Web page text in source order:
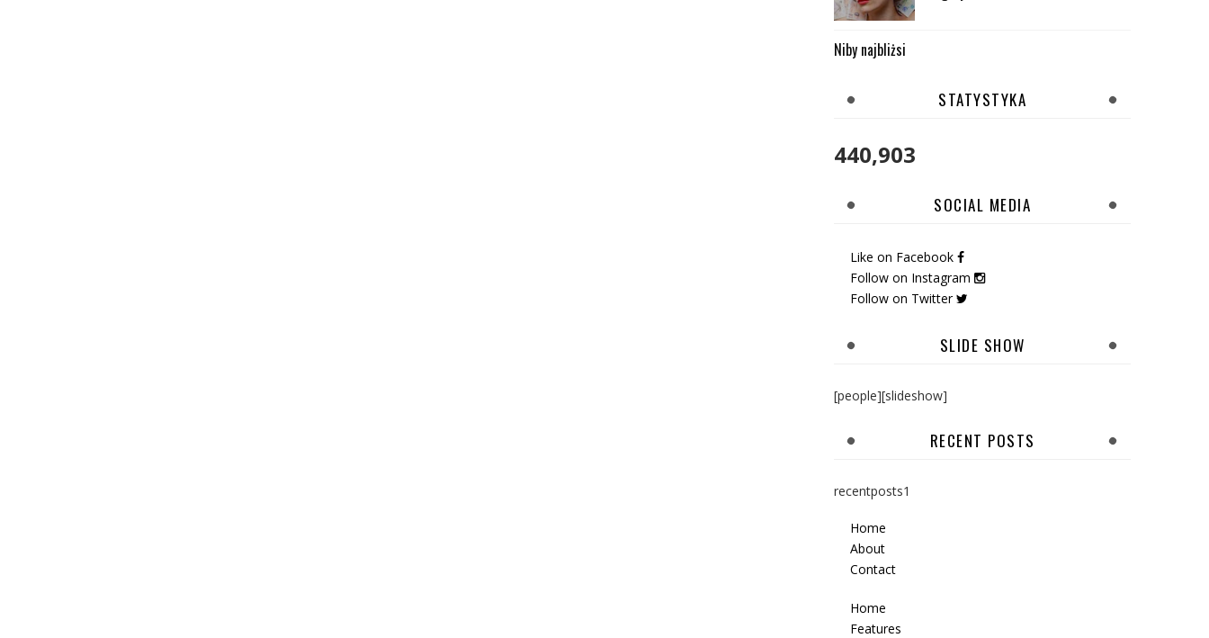
Niby najbliżsi
STATYSTYKA
440,903
SOCIAL MEDIA
Like on Facebook
Follow on Instagram
Follow on Twitter
SLIDE SHOW
[people][slideshow]
RECENT POSTS
recentposts1
Home
About
Contact
Home
Features